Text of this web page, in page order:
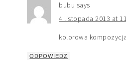
bubu says
4 listopada 2013 at
kolorowa
ODPOWIEDZ